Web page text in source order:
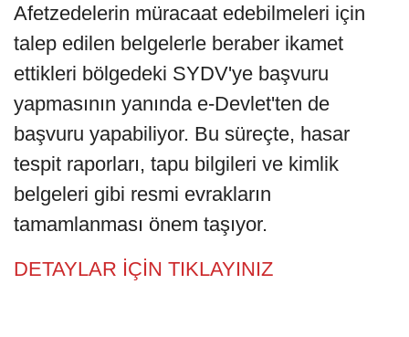
Afetzedelerin müracaat edebilmeleri için
talep edilen belgelerle beraber ikamet
ettikleri bölgedeki SYDV'ye başvuru
yapmasının yanında e-Devlet'ten de
başvuru yapabiliyor. Bu süreçte, hasar
tespit raporları, tapu bilgileri ve kimlik
belgeleri gibi resmi evrakların
tamamlanması önem taşıyor.
DETAYLAR İÇİN TIKLAYINIZ